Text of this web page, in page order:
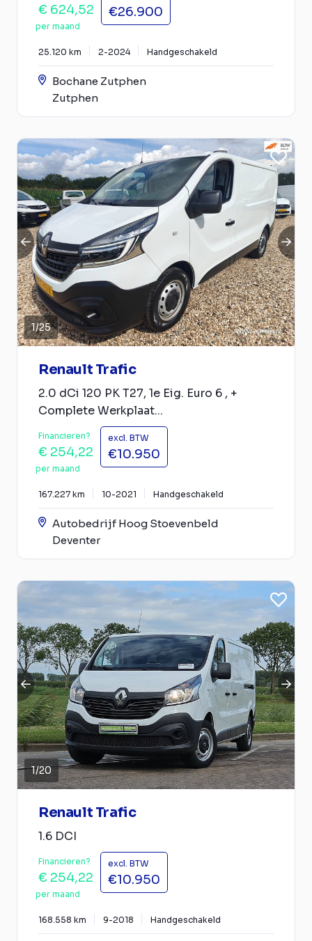
€ 624,52
per maand
€26.900
25.120 km 2-2024 Handgeschakeld
Bochane Zutphen
Zutphen
1/25
Renault Trafic
2.0 dCi 120 PK T27, 1e Eig. Euro 6 , +
Complete Werkplaat...
Financieren?
€ 254,22
per maand
excl. BTW
€10.950
167.227 km 10-2021 Handgeschakeld
Autobedrijf Hoog Stoevenbeld
Deventer
1/20
Renault Trafic
1.6 DCI
Financieren?
€ 254,22
per maand
excl. BTW
€10.950
168.558 km 9-2018 Handgeschakeld